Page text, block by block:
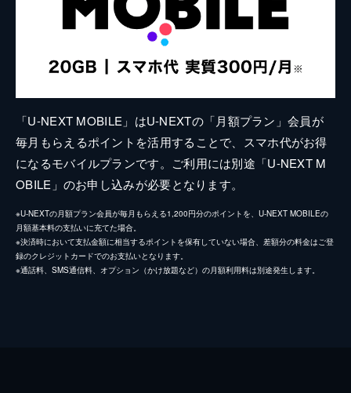
「U-NEXT MOBILE」はU-NEXTの「月額プラン」会員が
毎月もらえるポイントを活用することで、スマホ代がお得
になるモバイルプランです。ご利用には別途「U-NEXT M
OBILE」のお申し込みが必要となります。
※U-NEXTの月額プラン会員が毎月もらえる1,200円分のポイントを、U-NEXT MOBILEの
月額基本料の支払いに充てた場合。
※決済時において支払金額に相当するポイントを保有していない場合、差額分の料金はご登
録のクレジットカードでのお支払いとなります。
※通話料、SMS通信料、オプション（かけ放題など）の月額利用料は別途発生します。